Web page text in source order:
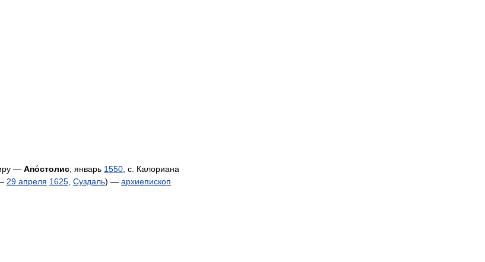
— Апо́столис; январь 1550 с Калориана
29 апреля 1625 Суздаль) — архиепископ